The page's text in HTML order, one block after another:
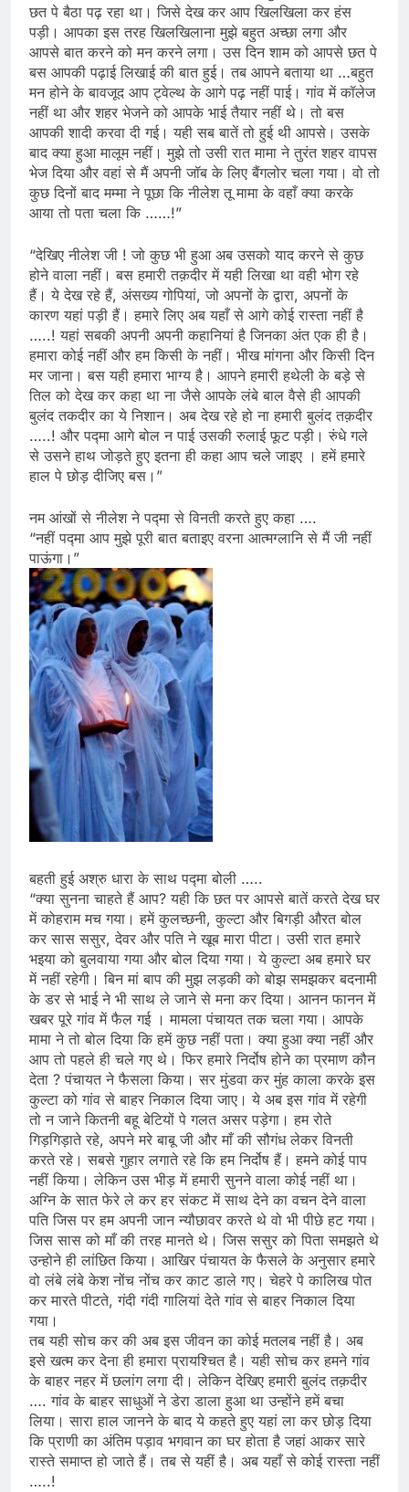
छत पे बैठा पढ़ रहा था। जिसे देख कर आप खिलखिला कर हंस
पड़ी। आपका इस तरह खिलखिलाना मुझे बहुत अच्छा लगा और
आपसे बात करने को मन करने लगा। उस दिन शाम को आपसे छत पे
बस आपकी पढ़ाई लिखाई की बात हुई। तब आपने बताया था …बहुत
मन होने के बावजूद आप ट्वेल्थ के आगे पढ़ नहीं पाई। गांव में कॉलेज
नहीं था और शहर भेजने को आपके भाई तैयार नहीं थे। तो बस
आपकी शादी करवा दी गई। यही सब बातें तो हुई थी आपसे। उसके
बाद क्या हुआ मालूम नहीं। मुझे तो उसी रात मामा ने तुरंत शहर वापस
भेज दिया और वहां से मैं अपनी जॉब के लिए बैंगलोर चला गया। वो तो
कुछ दिनों बाद मम्मा ने पूछा कि नीलेश तू मामा के वहाँ क्या करके
आया तो पता चला कि ……!”
“देखिए नीलेश जी ! जो कुछ भी हुआ अब उसको याद करने से कुछ
होने वाला नहीं। बस हमारी तक़दीर में यही लिखा था वही भोग रहे
हैं। ये देख रहे हैं, अंसख्य गोपियां, जो अपनों के द्वारा, अपनों के
कारण यहां पड़ी हैं। हमारे लिए अब यहाँ से आगे कोई रास्ता नहीं है
…..! यहां सबकी अपनी अपनी कहानियां है जिनका अंत एक ही है।
हमारा कोई नहीं और हम किसी के नहीं। भीख मांगना और किसी दिन
मर जाना। बस यही हमारा भाग्य है। आपने हमारी हथेली के बड़े से
तिल को देख कर कहा था ना जैसे आपके लंबे बाल वैसे ही आपकी
बुलंद तकदीर का ये निशान। अब देख रहे हो ना हमारी बुलंद तक़दीर
…..! और पद्मा आगे बोल न पाई उसकी रुलाई फूट पड़ी। रुंधे गले
से उसने हाथ जोड़ते हुए इतना ही कहा आप चले जाइए । हमें हमारे
हाल पे छोड़ दीजिए बस।”
नम आंखों से नीलेश ने पद्मा से विनती करते हुए कहा ….
“नहीं पद्मा आप मुझे पूरी बात बताइए वरना आत्मग्लानि से मैं जी नहीं
पाऊंगा।”
बहती हुई अश्रु धारा के साथ पद्मा बोली …..
“क्या सुनना चाहते हैं आप? यही कि छत पर आपसे बातें करते देख घर
में कोहराम मच गया। हमें कुलच्छनी, कुल्टा और बिगड़ी औरत बोल
कर सास ससुर, देवर और पति ने खूब मारा पीटा। उसी रात हमारे
भइया को बुलवाया गया और बोल दिया गया। ये कुल्टा अब हमारे घर
में नहीं रहेगी। बिन मां बाप की मुझ लड़की को बोझ समझकर बदनामी
के डर से भाई ने भी साथ ले जाने से मना कर दिया। आनन फानन में
खबर पूरे गांव में फैल गई । मामला पंचायत तक चला गया। आपके
मामा ने तो बोल दिया कि हमें कुछ नहीं पता। क्या हुआ क्या नहीं और
आप तो पहले ही चले गए थे। फिर हमारे निर्दोष होने का प्रमाण कौन
देता ? पंचायत ने फैसला किया। सर मुंडवा कर मुंह काला करके इस
कुल्टा को गांव से बाहर निकाल दिया जाए। ये अब इस गांव में रहेगी
तो न जाने कितनी बहू बेटियों पे गलत असर पड़ेगा। हम रोते
गिड़गिड़ाते रहे, अपने मरे बाबू जी और माँ की सौगंध लेकर विनती
करते रहे। सबसे गुहार लगाते रहे कि हम निर्दोष हैं। हमने कोई पाप
नहीं किया। लेकिन उस भीड़ में हमारी सुनने वाला कोई नहीं था।
अग्नि के सात फेरे ले कर हर संकट में साथ देने का वचन देने वाला
पति जिस पर हम अपनी जान न्यौछावर करते थे वो भी पीछे हट गया।
जिस सास को माँ की तरह मानते थे। जिस ससुर को पिता समझते थे
उन्होने ही लांछित किया। आखिर पंचायत के फैसले के अनुसार हमारे
वो लंबे लंबे केश नोंच नोंच कर काट डाले गए। चेहरे पे कालिख पोत
कर मारते पीटते, गंदी गंदी गालियां देते गांव से बाहर निकाल दिया
गया।
तब यही सोच कर की अब इस जीवन का कोई मतलब नहीं है। अब
इसे खत्म कर देना ही हमारा प्रायश्चित है। यही सोच कर हमने गांव
के बाहर नहर में छलांग लगा दी। लेकिन देखिए हमारी बुलंद तक़दीर
…. गांव के बाहर साधुओं ने डेरा डाला हुआ था उन्होंने हमें बचा
लिया। सारा हाल जानने के बाद ये कहते हुए यहां ला कर छोड़ दिया
कि प्राणी का अंतिम पड़ाव भगवान का घर होता है जहां आकर सारे
रास्ते समाप्त हो जाते हैं। तब से यहीं है। अब यहाँ से कोई रास्ता नहीं
…..!